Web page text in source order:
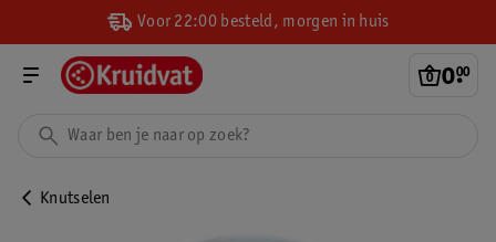
Voor 22:00 besteld, morgen in huis
0.
00
Knutselen